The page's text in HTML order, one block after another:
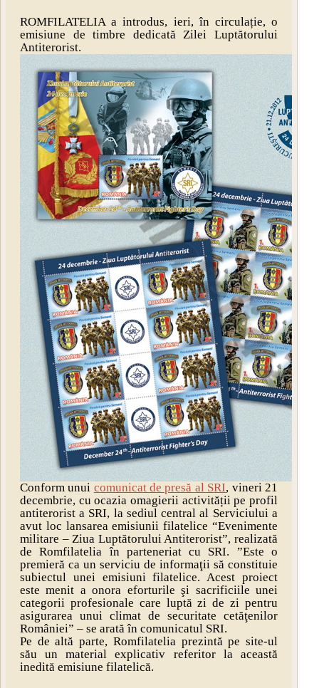
ROMFILATELIA a introdus, ieri, în circulație, o
emisiune de timbre dedicată Zilei Luptătorului
Antiterorist.
Conform unui comunicat de presă al SRI, vineri 21
decembrie, cu ocazia omagierii activității pe profil
antiterorist a SRI, la sediul central al Serviciului a
avut loc lansarea emisiunii filatelice “Evenimente
militare – Ziua Luptătorului Antiterorist”, realizată
de Romfilatelia în parteneriat cu SRI. ”Este o
premieră ca un serviciu de informaţii să constituie
subiectul unei emisiuni filatelice. Acest proiect
este menit a onora eforturile şi sacrificiile unei
categorii profesionale care luptă zi de zi pentru
asigurarea unui climat de securitate cetăţenilor
României” – se arată în comunicatul SRI.
Pe de altă parte, Romfilatelia prezintă pe site-ul
său un material explicativ referitor la această
inedită emisiune filatelică.